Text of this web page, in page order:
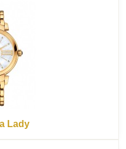
Lady